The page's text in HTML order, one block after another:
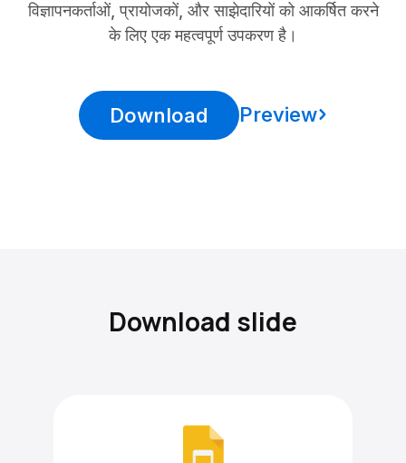
विज्ञापनकर्ताओं, प्रायोजकों, और साझेदारियों को आकर्षित करने
के लिए एक महत्वपूर्ण उपकरण है।
Download Preview
Download slide